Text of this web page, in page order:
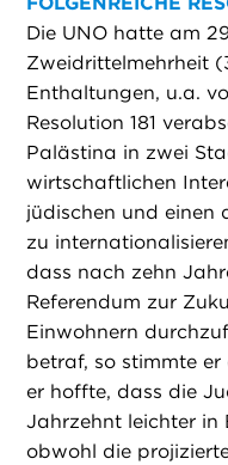
Die UNO hatte am
Zweidrittelmehrheit
Enthaltungen, u.a.
Resolution 181
Palästina in zwei
wirtschaftlichen
jüdischen und einen
zu
dass nach zehn
Referendum zur
Einwohnern
betraf, so stimmte er
er hoffte, dass die
Jahrzehnt leichter in
obwohl die